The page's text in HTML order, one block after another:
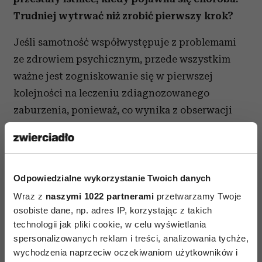
Odpowiedzialne wykorzystanie Twoich danych
Wraz z naszymi 1022 partnerami przetwarzamy Twoje
osobiste dane, np. adres IP, korzystając z takich
technologii jak pliki cookie, w celu wyświetlania
spersonalizowanych reklam i treści, analizowania tychże,
wychodzenia naprzeciw oczekiwaniom użytkowników i
Trudniej wytrwać niż zrobić pierwszy krok?
Jeśli samotność współwystępuje z problemami
ze zdrowiem psychicznym, przede wszystkim
ważne jest zogniskowanie się w pierwszej
kolejności na leczeniu zdiagnozowanego
zaburzenia, ponieważ, co wynika z obserwacji
zmniejsza się wraz z leczeniem.
Jeśli jednak pyta pani o to,
który etap przełamywania
izolacji jest najtrudniejszy, to